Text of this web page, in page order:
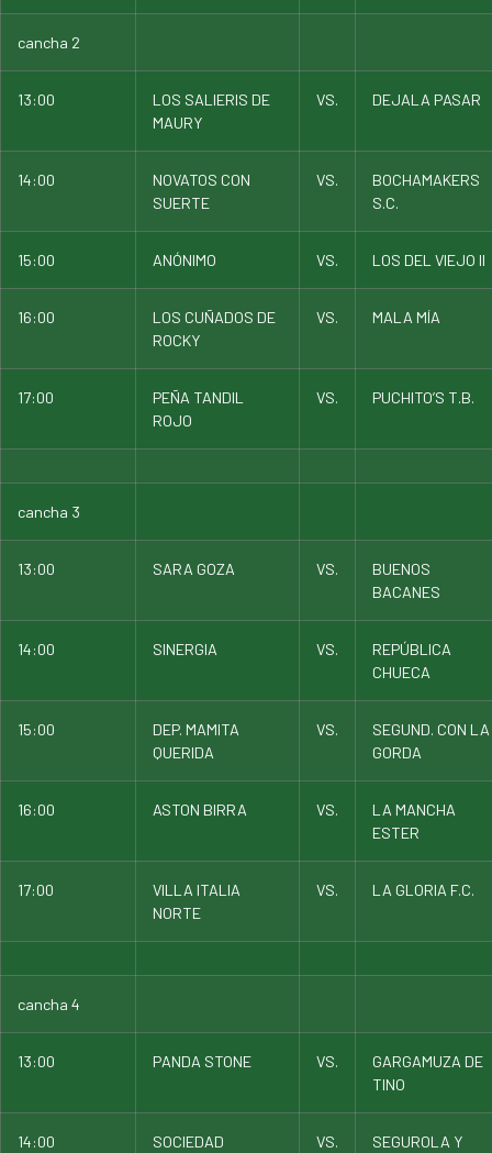
cancha 2
13:00
LOS SALIERIS DE
MAURY
VS. DEJALA PASAR
14:00
NOVATOS CON
SUERTE
VS.
BOCHAMAKERS
S.C.
15:00 ANÓNIMO VS. LOS DEL VIEJO II
16:00
LOS CUÑADOS DE
ROCKY
VS. MALA MÍA
17:00
PEÑA TANDIL
ROJO
VS. PUCHITO’S T.B.
cancha 3
13:00 SARA GOZA VS.
BUENOS
BACANES
14:00 SINERGIA VS.
REPÚBLICA
CHUECA
15:00
DEP. MAMITA
QUERIDA
VS.
SEGUND. CON LA
GORDA
16:00 ASTON BIRRA VS.
LA MANCHA
ESTER
17:00
VILLA ITALIA
NORTE
VS. LA GLORIA F.C.
cancha 4
13:00 PANDA STONE VS.
GARGAMUZA DE
TINO
14:00
SOCIEDAD
VS.
SEGUROLA Y